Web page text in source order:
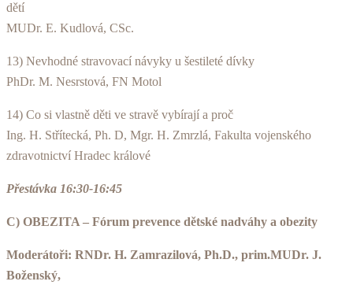
dětí
MUDr. E. Kudlová, CSc.
13) Nevhodné stravovací návyky u šestileté dívky
PhDr. M. Nesrstová, FN Motol
14) Co si vlastně děti ve stravě vybírají a proč
Ing. H. Střítecká, Ph. D, Mgr. H. Zmrzlá, Fakulta vojenského
zdravotnictví Hradec králové
Přestávka 16:30-16:45
C) OBEZITA – Fórum prevence dětské nadváhy a obezity
Moderátoři: RNDr. H. Zamrazilová, Ph.D., prim.MUDr. J.
Boženský,